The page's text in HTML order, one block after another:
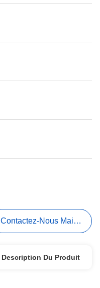
Contactez-Nous Maintenant
Description Du Produit